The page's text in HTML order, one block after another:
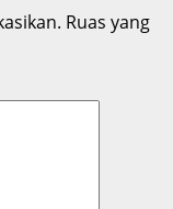
Ruas yang